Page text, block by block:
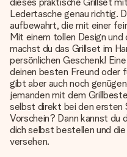
Ledertasche genau richtig.
aufbewahrt, die mit einer
Mit einem tollen Design
machst du das Grillset im
persönlichen Geschenk!
deinen besten Freund oder
gibt aber auch noch
jemanden mit dem
selbst direkt bei den ersten
Vorschein? Dann kannst du
dich selbst bestellen und
versehen.